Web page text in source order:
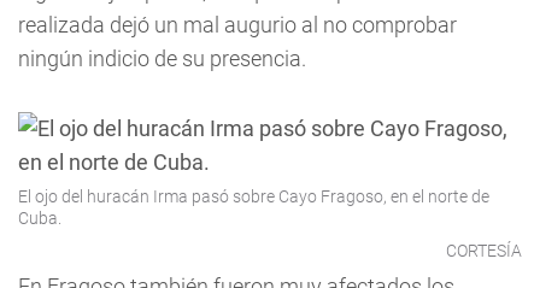
realizada dejó un mal augurio al no comprobar
ningún indicio de su presencia.
El ojo del huracán Irma pasó sobre Cayo Fragoso, en el norte de
Cuba.
CORTESÍA